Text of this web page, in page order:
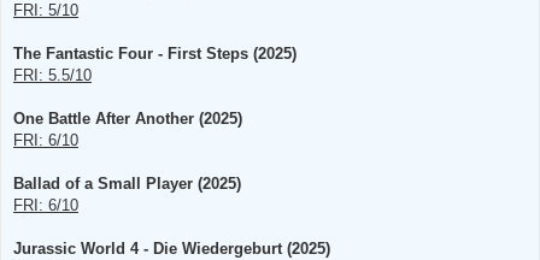
FRI: 5/10
The Fantastic Four - First Steps (2025)
FRI: 5.5/10
One Battle After Another (2025)
FRI: 6/10
Ballad of a Small Player (2025)
FRI: 6/10
Jurassic World 4 - Die Wiedergeburt (2025)